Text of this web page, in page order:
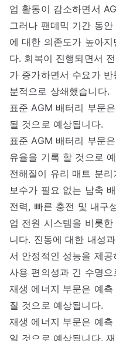
업 활동이 감소하면서
그러나 팬데믹 기간 동
에 대한 의존도가 높아
다. 회복이 진행되면서
가 증가하면서 수요가
분적으로 상쇄했습니다.
표준 AGM 배터리 부문
될 것으로 예상됩니다.
표준 AGM 배터리 부문
유율을 기록 할 것으로
전해질이 유리 매트 분
보수가 필요 없는 납축
전력, 빠른 충전 및 내구
업 전원 시스템을 비롯
니다. 진동에 대한 내성
서 안정적인 성능을 제
사용 편의성과 긴 수명
재생 에너지 부문은 예
질 것으로 예상됩니다.
재생 에너지 부문은 예
일 것으로 예상됩니다.